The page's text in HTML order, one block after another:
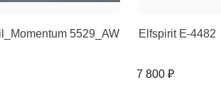
5529_AW Elfspirit E-4482
7 800 ₽